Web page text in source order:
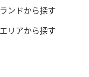
ンドから探す
エリアから探す